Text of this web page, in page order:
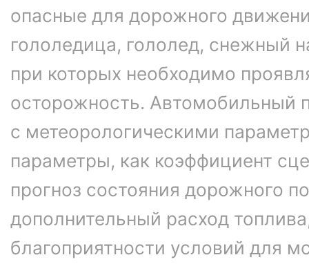
опасные для дорожного
гололедица, гололед, снежный
при которых необходимо
осторожность. Автомобильный
с метеорологическими
параметры, как коэффициент
прогноз состояния дорожного
дополнительный расход
благоприятности условий для